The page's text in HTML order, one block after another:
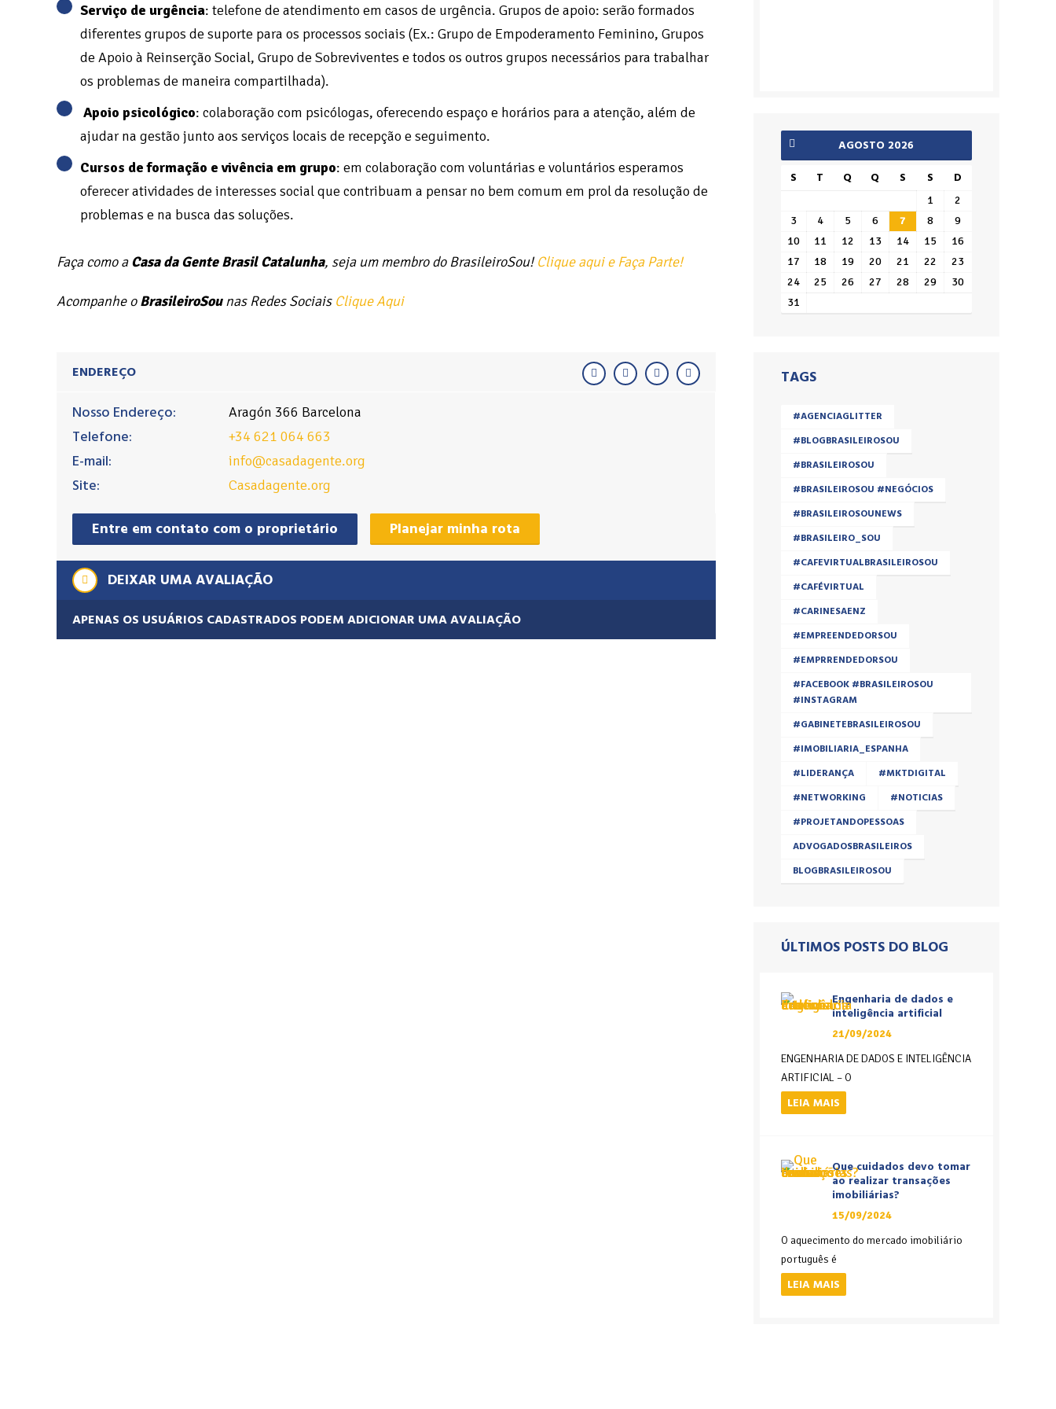
Serviço de urgência: telefone de atendimento em casos de urgência. Grupos de apoio: serão formados
diferentes grupos de suporte para os processos sociais (Ex.: Grupo de Empoderamento Feminino, Grupos
de Apoio à Reinserção Social, Grupo de Sobreviventes e todos os outros grupos necessários para trabalhar
os problemas de maneira compartilhada).
Apoio psicológico: colaboração com psicólogas, oferecendo espaço e horários para a atenção, além de
ajudar na gestão junto aos serviços locais de recepção e seguimento.
Cursos de formação e vivência em grupo: em colaboração com voluntárias e voluntários esperamos
oferecer atividades de interesses social que contribuam a pensar no bem comum em prol da resolução de
problemas e na busca das soluções.
Faça como aCasa da Gente Brasil Catalunha, seja um membro do BrasileiroSou!Clique aqui e Faça Parte!
Acompanhe oBrasileiroSounas Redes Sociais Clique Aqui
ENDEREÇO
Nosso Endereço: Aragón 366 Barcelona
Telefone: +34 621 064 663
E-mail: info@casadagente.org
Site: Casadagente.org
Entre em contato com o proprietário Planejar minha rota
DEIXAR UMA AVALIAÇÃO
APENAS OS USUÁRIOS CADASTRADOS PODEM ADICIONAR UMA AVALIAÇÃO
AGOSTO 2026
S
T Q Q S S D
1
2
3
4 5 6 7 8
9
10
11 12 13 14 15
16
17
18 19 20 21 22
23
24
25 26 27 28 29
30
31
TAGS
#AGENCIAGLITTER
#BLOGBRASILEIROSOU
#BRASILEIROSOU
#BRASILEIROSOU #NEGÓCIOS
#BRASILEIROSOUNEWS
#BRASILEIRO_SOU
#CAFEVIRTUALBRASILEIROSOU
#CAFÉVIRTUAL
#CARINESAENZ
#EMPREENDEDORSOU
#EMPRRENDEDORSOU
#FACEBOOK #BRASILEIROSOU
#INSTAGRAM
#GABINETEBRASILEIROSOU
#IMOBILIARIA_ESPANHA
#LIDERANÇA
#MKTDIGITAL
#NETWORKING
#NOTICIAS
#PROJETANDOPESSOAS
ADVOGADOSBRASILEIROS
BLOGBRASILEIROSOU
ÚLTIMOS POSTS DO BLOG
Engenharia de dados e
inteligência artificial
21/09/2024
ENGENHARIA DE DADOS E INTELIGÊNCIA
ARTIFICIAL – O
LEIA MAIS
Que cuidados devo tomar
ao realizar transações
imobiliárias?
15/09/2024
O aquecimento do mercado imobiliário
português é
LEIA MAIS